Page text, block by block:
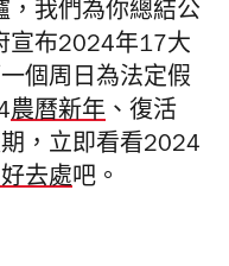
，我們為你總結公
宣布2024年17大
個周日為法定假
農曆新年 、復活
，立即看看2024
去處吧。